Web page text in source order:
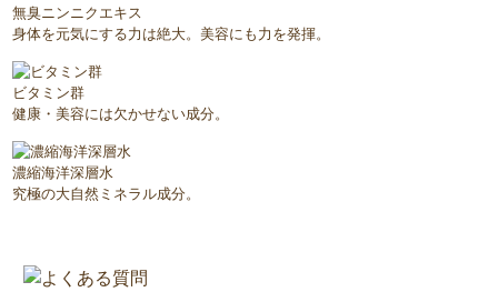
無臭ニンニクエキス
身体を元気にする力は絶大。美容にも力を発揮。
ビタミン群
健康・美容には欠かせない成分。
濃縮海洋深層水
究極の大自然ミネラル成分。